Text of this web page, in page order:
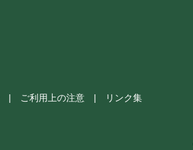
ご利用上の注意 リンク集